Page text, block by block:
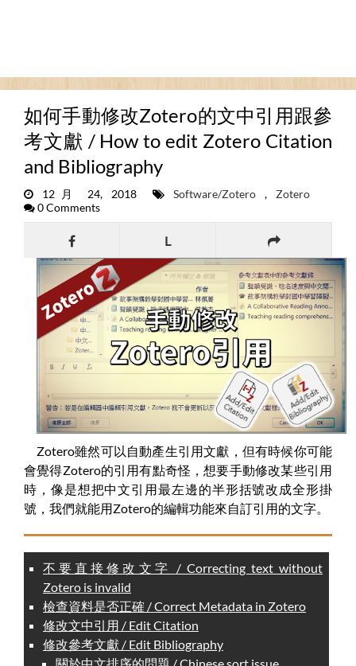
如何手動修改Zotero的文中引用跟參
考文獻 / How to edit Zotero Citation
and Bibliography
12月 24, 2018 Software/Zotero ,Zotero
0 Comments
L
Zotero雖然可以自動產生引用文獻，但有時候你可能
會覺得Zotero的引用有點奇怪，想要手動修改某些引用
時，像是想把中文引用最左邊的半形括號改成全形掛
號，我們就能用Zotero的編輯功能來自訂引用的文字。
不要直接修改文字 / Correcting text without
Zotero is invalid
檢查資料是否正確 / Correct Metadata in Zotero
修改文中引用 / Edit Citation
修改參考文獻 / Edit Bibliography